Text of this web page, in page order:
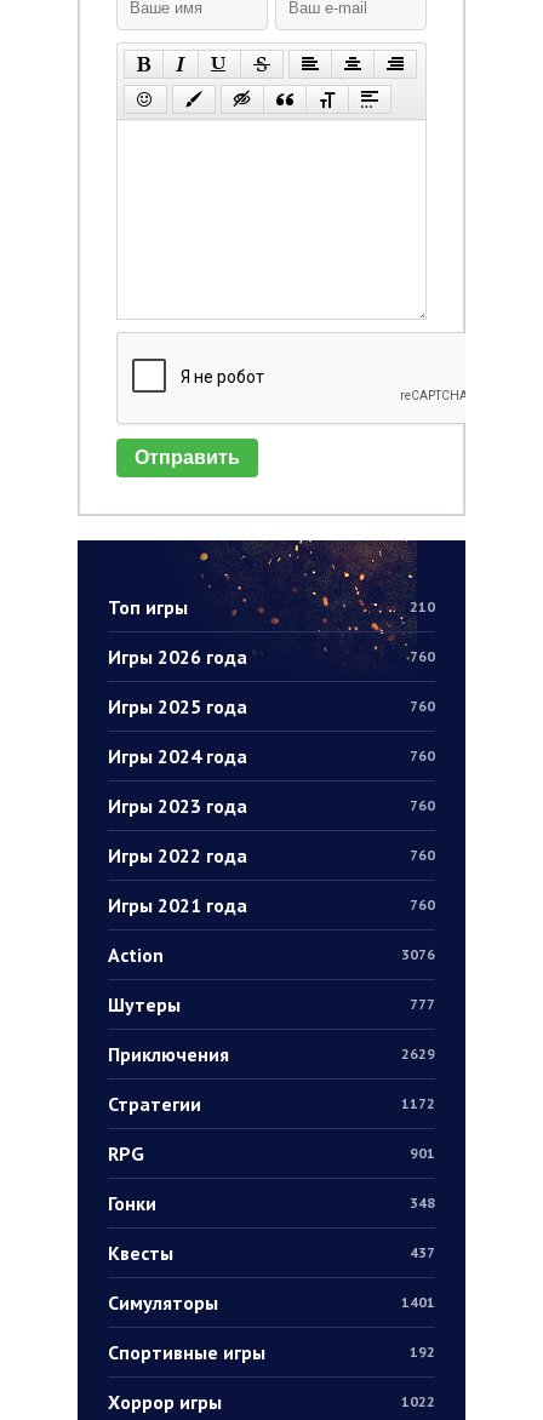
Топ игры 210
Игры 2026 года 760
Игры 2025 года 760
Игры 2024 года 760
Игры 2023 года 760
Игры 2022 года 760
Игры 2021 года 760
Action 3076
Шутеры 777
Приключения 2629
Стратегии 1172
RPG 901
Гонки 348
Квесты 437
Симуляторы 1401
Спортивные игры 192
Хоррор игры 1022
Отправить